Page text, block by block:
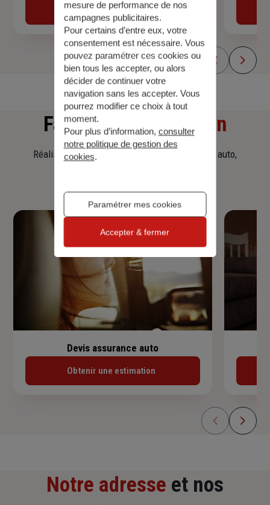
Découvrir
Faitesune simulation
Réalisez une simulation tarifaire d'assurance, auto,
Devis assurance auto
Obtenir une estimation
Notre adresse et nos
mesure de performance de nos
campagnes publicitaires.
Pour certains d’entre eux, votre
consentement est nécessaire. Vous
pouvez paramétrer ces cookies ou
bien tous les accepter, ou alors
décider de continuer votre
navigation sans les accepter. Vous
pourrez modifier ce choix à tout
moment.
Pour plus d’information, consulter
notre politique de gestion des
cookies.
Paramétrer mes cookies
Accepter & fermer